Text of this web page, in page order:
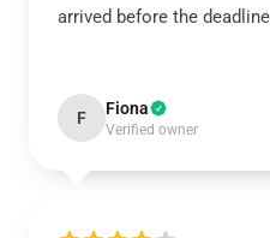
arrived before the
F Fiona
Verified owner